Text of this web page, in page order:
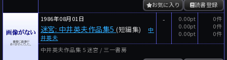
読書登録
お気に入り
1986年08月01日
迷宮: 中井英夫作品集5 (短編集)
中
井英夫
-
0.00pt
0.00pt
0.00pt
0件
0件
0件
中井英夫作品集 5 迷宮 / 三一書房